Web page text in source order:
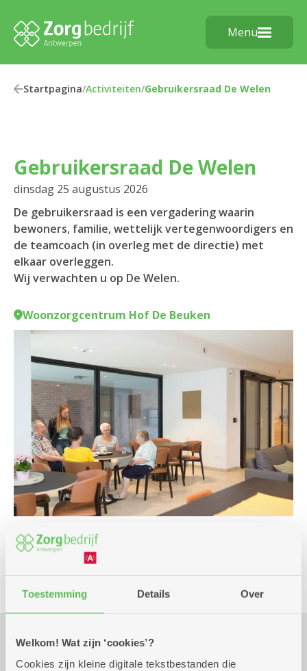
Toestemming Details Over
Welkom! Wat zijn ‘cookies’?
Cookies zijn kleine digitale tekstbestanden die
Menu
Startpagina/Activiteiten/Gebruikersraad De Welen
Gebruikersraad De Welen
dinsdag 25 augustus 2026
De gebruikersraad is een vergadering waarin
bewoners, familie, wettelijk vertegenwoordigers en
de teamcoach (in overleg met de directie) met
elkaar overleggen.
Wij verwachten u op De Welen.
Woonzorgcentrum Hof De Beuken
Praktisch